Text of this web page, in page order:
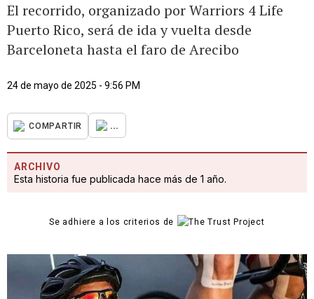
El recorrido, organizado por Warriors 4 Life
Puerto Rico, será de ida y vuelta desde
Barceloneta hasta el faro de Arecibo
24 de mayo de 2025 - 9:56 PM
COMPARTIR ...
ARCHIVO
Esta historia fue publicada hace más de 1 año.
Se adhiere a los criterios de